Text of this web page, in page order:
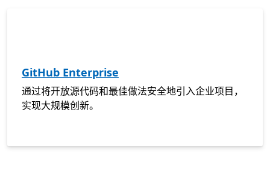
GitHub Enterprise
通过将开放源代码和最佳做法安全地引入企业项目，
实现大规模创新。